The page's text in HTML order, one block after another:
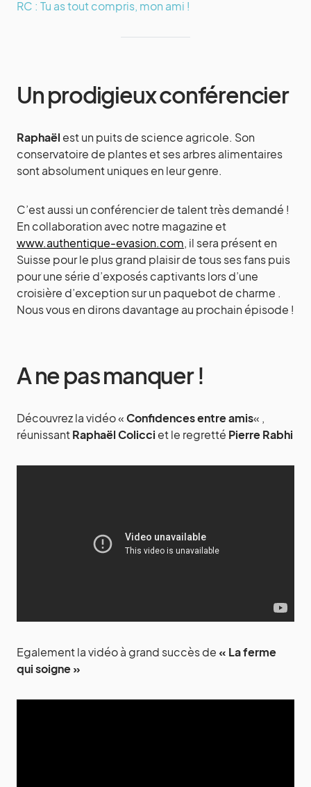
RC : Tu as tout compris, mon ami !
Un prodigieux conférencier
Raphaël est un puits de science agricole. Son
conservatoire de plantes et ses arbres alimentaires
sont absolument uniques en leur genre.
C’est aussi un conférencier de talent très demandé !
En collaboration avec notre magazine et
www.authentique-evasion.com, il sera présent en
Suisse pour le plus grand plaisir de tous ses fans puis
pour une série d’exposés captivants lors d’une
croisière d’exception sur un paquebot de charme .
Nous vous en dirons davantage au prochain épisode !
A ne pas manquer !
Découvrez la vidéo «Confidences entre amis« ,
réunissantRaphaël Colicci et le regretté Pierre Rabhi
Egalement la vidéo à grand succès de « La ferme
qui soigne »